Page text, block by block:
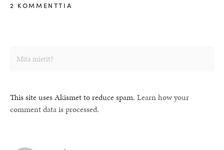
2 KOMMENTTIA
This site uses Akismet to reduce spam. Learn how your
comment data is processed.